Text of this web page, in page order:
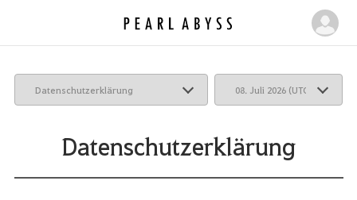
P
e
r
l
y
M
e
i
n
i
Datenschutzerklärung